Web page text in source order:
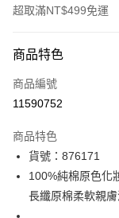
超取滿NT$499免運
icash Pay
信用卡一次付款
LINE Pay
Apple Pay
商品特色
商品編號
11590752
商品特色
貨號：876171
100%純棉原色化
長纖原棉柔軟親